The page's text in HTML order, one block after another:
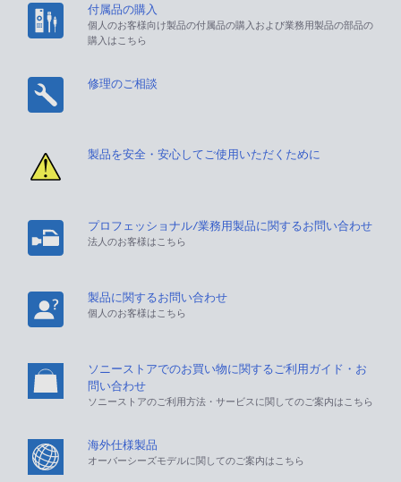
付属品の購入
個人のお客様向け製品の付属品の購入および業務用製品の部品の
購入はこちら
修理のご相談
製品を安全・安心してご使用いただくために
プロフェッショナル/業務用製品に関するお問い合わせ
法人のお客様はこちら
製品に関するお問い合わせ
個人のお客様はこちら
ソニーストアでのお買い物に関するご利用ガイド・お
問い合わせ
ソニーストアのご利用方法・サービスに関してのご案内はこちら
海外仕様製品
オーバーシーズモデルに関してのご案内はこちら